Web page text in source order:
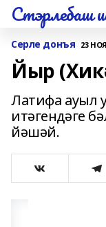
Стэрлебаш
Серле донъя 23
Йыр
Латифа ауыл
итәгендәге
йәшәй.